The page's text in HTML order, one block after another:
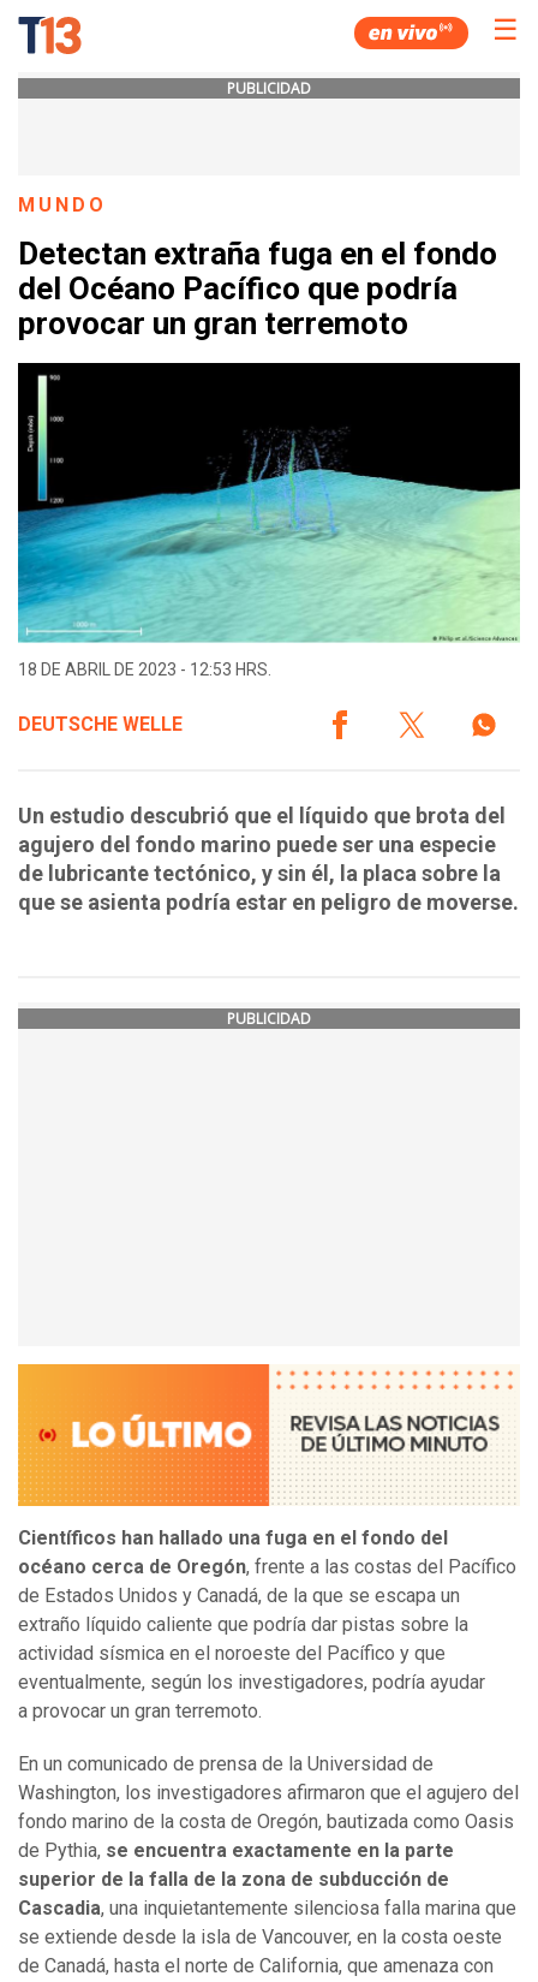
☰
PUBLICIDAD
MUNDO
Detectan extraña fuga en el fondo
del Océano Pacífico que podría
provocar un gran terremoto
18 DE ABRIL DE 2023 - 12:53 HRS.
DEUTSCHE WELLE
Un estudio descubrió que el líquido que brota del
agujero del fondo marino puede ser una especie
de lubricante tectónico, y sin él, la placa sobre la
que se asienta podría estar en peligro de moverse.
PUBLICIDAD
Científicos han hallado una fuga en el fondo del
océano cerca de Oregón, frente a las costas del Pacífico
de Estados Unidos y Canadá, de la que se escapa un
extraño líquido caliente que podría dar pistas sobre la
actividad sísmica en el noroeste del Pacífico y que
eventualmente, según los investigadores, podría ayudar
a provocar un gran terremoto.
En un comunicado de prensa de la Universidad de
Washington, los investigadores afirmaron que el agujero del
fondo marino de la costa de Oregón, bautizada como Oasis
de Pythia, se encuentra exactamente en la parte
superior de la falla de la zona de subducción de
Cascadia, una inquietantemente silenciosa falla marina que
se extiende desde la isla de Vancouver, en la costa oeste
de Canadá, hasta el norte de California, que amenaza con